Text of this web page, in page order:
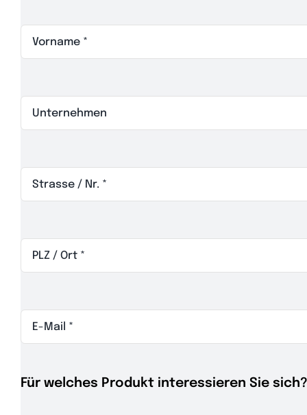
Für welches Produkt interessieren Sie sich?